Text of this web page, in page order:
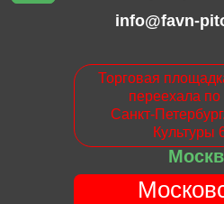
info@favn-
Торговая
переехала по
Санкт-
Культуры